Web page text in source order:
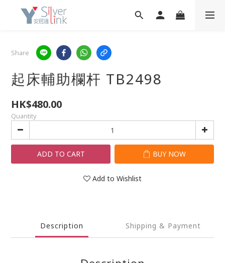
Share
起床輔助欄杆 TB2498
HK$480.00
Quantity
ADD TO CART BUY NOW
Add to Wishlist
Description Shipping & Payment